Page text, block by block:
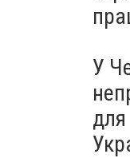
У
для